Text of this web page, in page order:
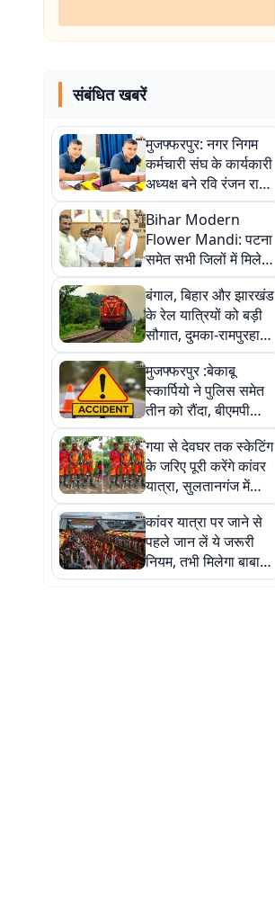
संबंधित खबरें
मुजफ्फरपुर: नगर निगम
कर्मचारी संघ के कार्यकारी
अध्यक्ष बने रवि रंजन राज,
फेडरेशन ने दी मंजूरी
Bihar Modern
Flower Mandi: पटना
समेत सभी जिलों में मिलेगी
फूल मंडी की सौगात,
सीएम सम्राट चौधरी ने
दिया भरोसा
बंगाल, बिहार और झारखंड
के रेल यात्रियों को बड़ी
सौगात, दुमका-रामपुरहाट
रेल लाइन दोहरीकरण
प्रोजेक्ट को मंजूरी
मुजफ्फरपुर :बेकाबू
स्कार्पियो ने पुलिस समेत
तीन को रौंदा, बीएमपी
जवान की मौत, दो जख्मी
गया से देवघर तक स्केटिंग
के जरिए पूरी करेंगे कांवर
यात्रा, सुलतानगंज में
अनोखी भक्ति देखकर लोग
भी रह गए हैरान
कांवर यात्रा पर जाने से
पहले जान लें ये जरूरी
नियम, तभी मिलेगा बाबा
बैद्यनाथ का आशीर्वाद